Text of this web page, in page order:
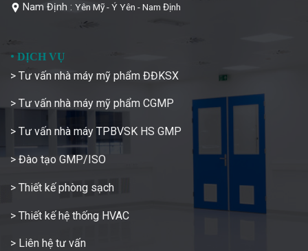
Nam Định : Yên Mỹ - Ý Yên - Nam Định
• DỊCH VỤ
> Tư vấn nhà máy mỹ phẩm ĐĐKSX
> Tư vấn nhà máy mỹ phẩm CGMP
> Tư vấn nhà máy TPBVSK HS GMP
> Đào tạo GMP/ISO
> Thiết kế phòng sạch
> Thiết kế hệ thống HVAC
> Liên hệ tư vấn